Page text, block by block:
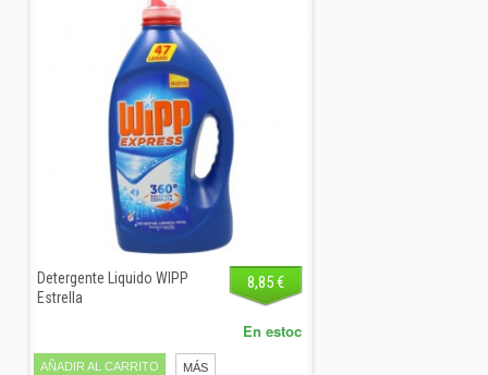
Detergente Liquido WIPP
Estrella
8,85 €
AÑADIR AL CARRITO MÁS
En estoc